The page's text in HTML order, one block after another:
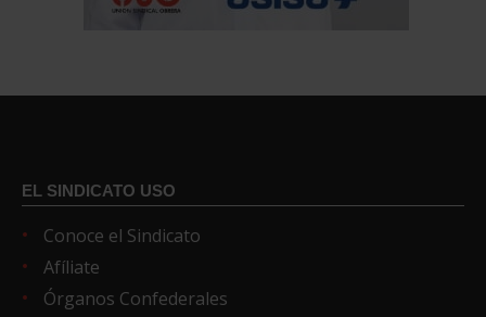
EL SINDICATO USO
Conoce el Sindicato
Afíliate
Órganos Confederales